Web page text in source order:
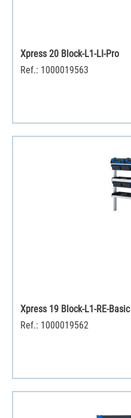
Xpress 20 Block-L1-LI-Pro
Ref.: 1000019563
Xpress 19 Block-L1-RE-Basic
Ref.: 1000019562